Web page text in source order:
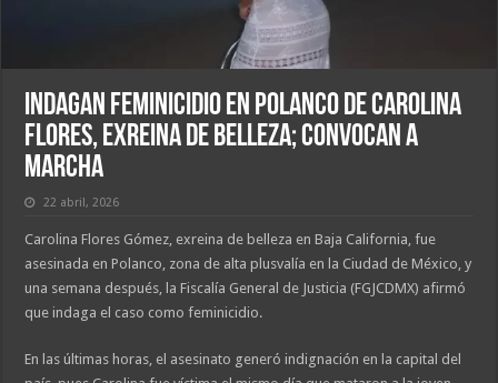
Indagan Feminicidio en Polanco de Carolina
Flores, Exreina de Belleza; Convocan a
Marcha
22 abril, 2026
Carolina Flores Gómez, exreina de belleza en Baja California, fue
asesinada en Polanco, zona de alta plusvalía en la Ciudad de México, y
una semana después, la Fiscalía General de Justicia (FGJCDMX) afirmó
que indaga el caso como feminicidio.
En las últimas horas, el asesinato generó indignación en la capital del